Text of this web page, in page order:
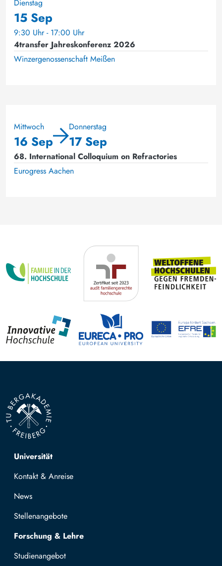
Dienstag
15 Sep
9:30 Uhr - 17:00 Uhr
4transfer Jahreskonferenz 2026
Winzergenossenschaft Meißen
Mittwoch
16 Sep
Donnerstag
17 Sep
68. International Colloquium on Refractories
Eurogress Aachen
Top navigation
Universität
Kontakt & Anreise
News
Stellenangebote
Forschung & Lehre
Studienangebot